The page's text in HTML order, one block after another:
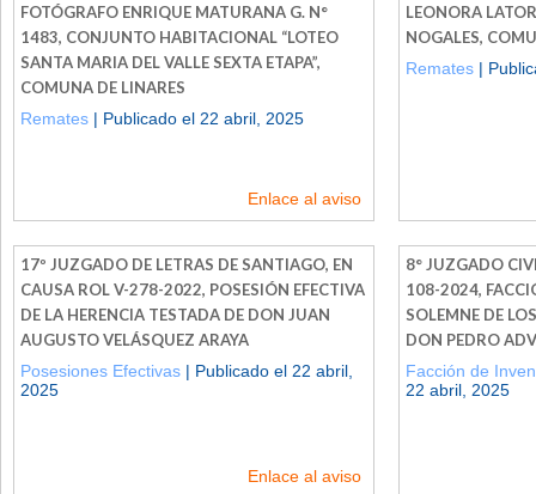
FOTÓGRAFO ENRIQUE MATURANA G. N°
1483, CONJUNTO HABITACIONAL “LOTEO
SANTA MARIA DEL VALLE SEXTA ETAPA”,
COMUNA DE LINARES
Remates | Publicado el 22 abril, 2025
Enlace al aviso
LEONORA
NOGALES,
Remates |
17º JUZGADO DE LETRAS DE SANTIAGO, EN
CAUSA ROL V-278-2022, POSESIÓN EFECTIVA
DE LA HERENCIA TESTADA DE DON JUAN
AUGUSTO VELÁSQUEZ ARAYA
Posesiones Efectivas | Publicado el 22 abril,
2025
Enlace al aviso
8° JUZGADO
108-2024,
SOLEMNE DE
DON PEDRO
Facción de
22 abril, 2025